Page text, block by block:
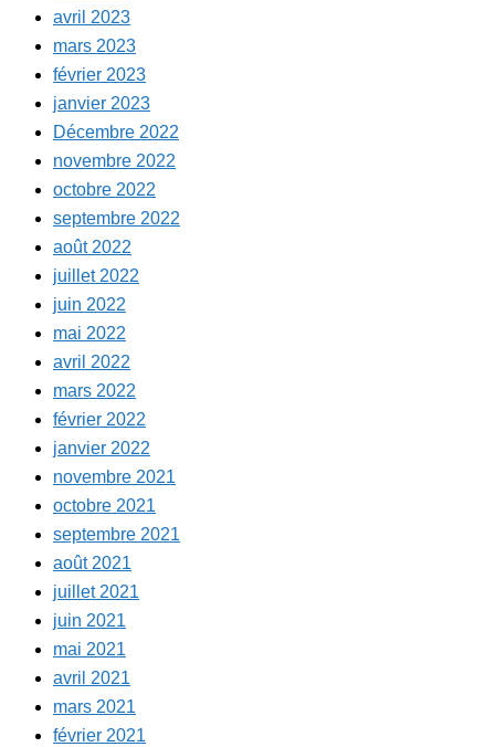
avril 2023
mars 2023
février 2023
janvier 2023
Décembre 2022
novembre 2022
octobre 2022
septembre 2022
août 2022
juillet 2022
juin 2022
mai 2022
avril 2022
mars 2022
février 2022
janvier 2022
novembre 2021
octobre 2021
septembre 2021
août 2021
juillet 2021
juin 2021
mai 2021
avril 2021
mars 2021
février 2021